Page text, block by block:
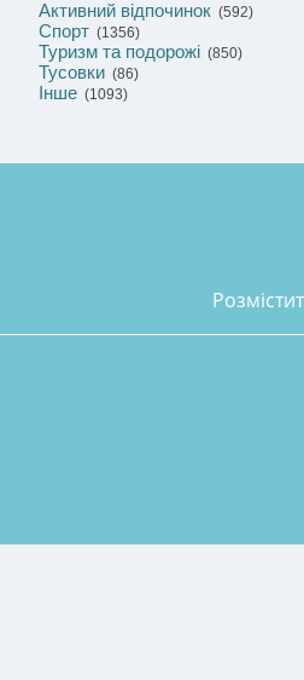
Активний відпочинок (592)
Спорт (1356)
Туризм та подорожі (850)
Тусовки (86)
Інше (1093)